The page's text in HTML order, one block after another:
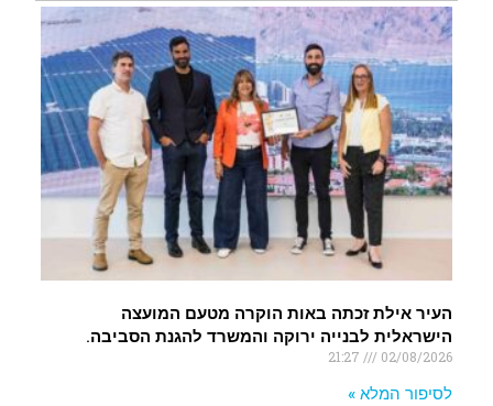
העיר אילת זכתה באות הוקרה מטעם המועצה
הישראלית לבנייה ירוקה והמשרד להגנת הסביבה.
02/08/2026
לסיפור המלא »